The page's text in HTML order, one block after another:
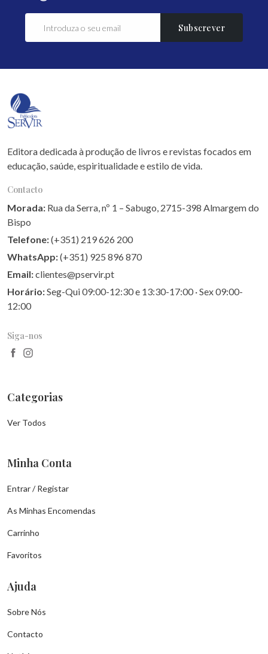
Subscrever
Editora dedicada à produção de livros e revistas focados em
educação, saúde, espiritualidade e estilo de vida.
Contacto
Morada: Rua da Serra, nº 1 – Sabugo, 2715-398 Almargem do
Bispo
Telefone:(+351) 219 626 200
WhatsApp:(+351) 925 896 870
Email:clientes@pservir.pt
Horário:Seg-Qui 09:00-12:30 e 13:30-17:00 · Sex 09:00-
12:00
Siga-nos
Categorias
Ver Todos
Minha Conta
Entrar / Registar
As Minhas Encomendas
Carrinho
Favoritos
Ajuda
Sobre Nós
Contacto